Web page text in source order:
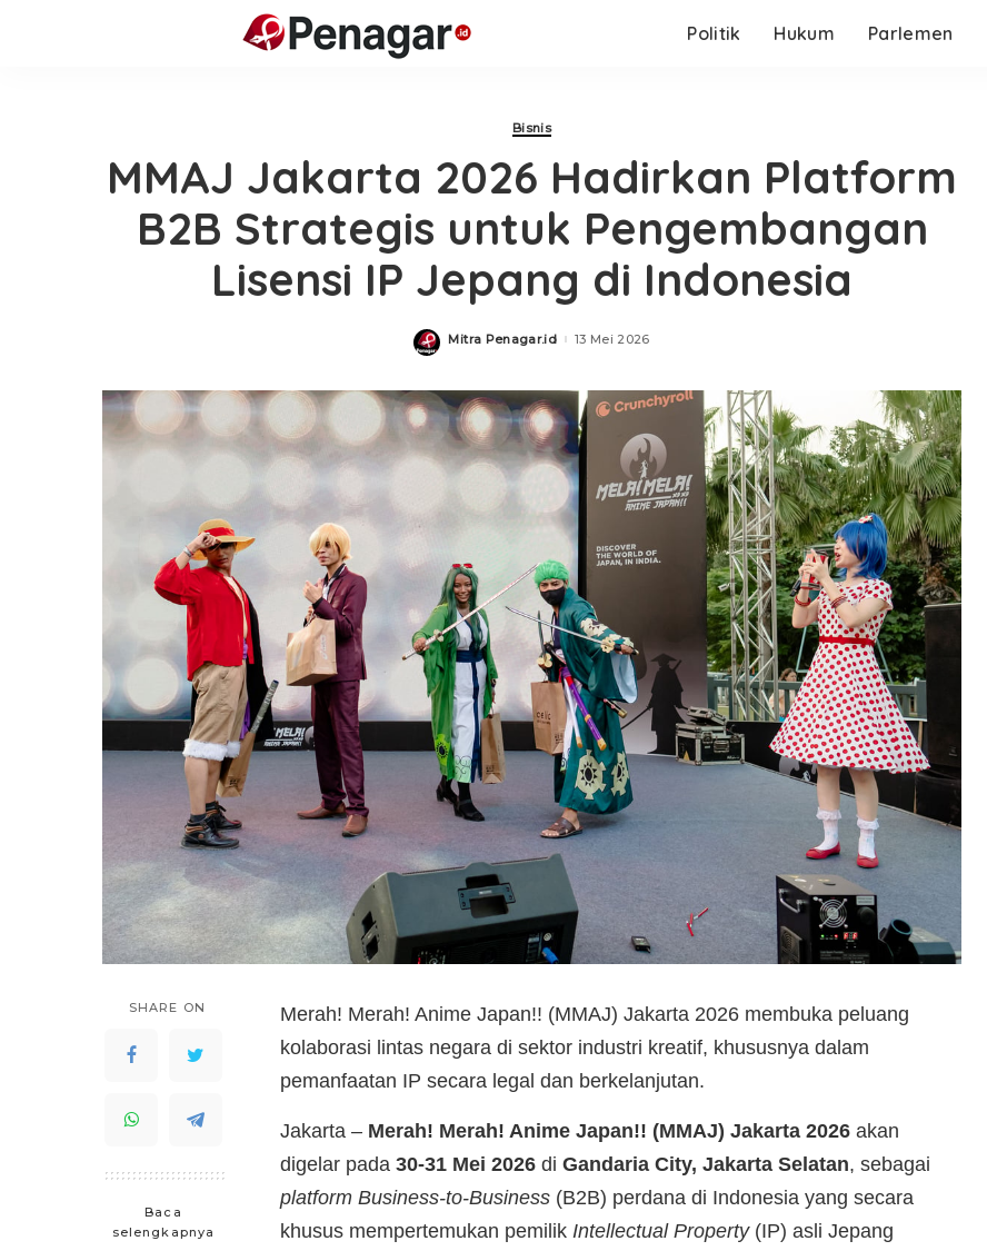
Politik Hukum Parlemen
Bisnis
MMAJ Jakarta 2026 Hadirkan Platform
B2B Strategis untuk Pengembangan
Lisensi IP Jepang di Indonesia
Posted
Mitra Penagar.id 13 Mei 2026
SHARE ON
Baca
selengkapnya
Merah! Merah! Anime Japan!! (MMAJ) Jakarta 2026 membuka peluang
kolaborasi lintas negara di sektor industri kreatif, khususnya dalam
pemanfaatan IP secara legal dan berkelanjutan.
Jakarta – Merah! Merah! Anime Japan!! (MMAJ) Jakarta 2026 akan
digelar pada 30-31 Mei 2026 di Gandaria City, Jakarta Selatan, sebagai
platform Business-to-Business (B2B) perdana di Indonesia yang secara
khusus mempertemukan pemilik Intellectual Property(IP) asli Jepang